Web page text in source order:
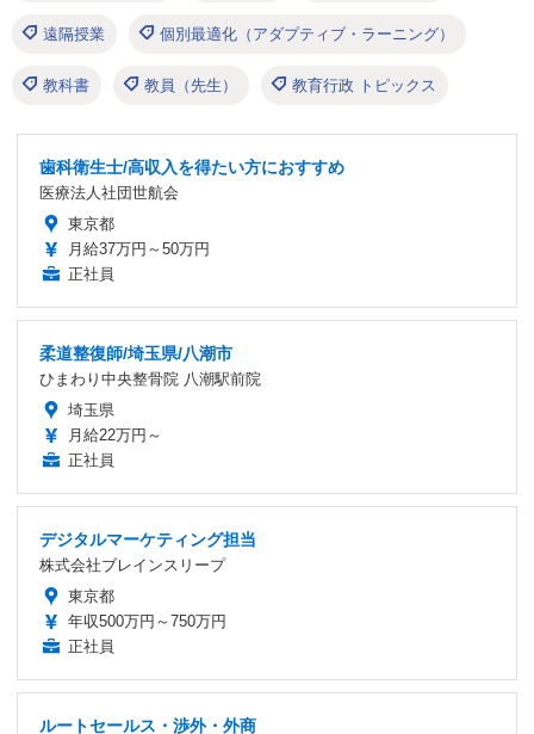
遠隔授業 個別最適化（アダプティブ・ラーニング）
教科書 教員（先生） 教育行政 トピックス
歯科衛生士/高収入を得たい方におすすめ
医療法人社団世航会
東京都
月給37万円～50万円
正社員
柔道整復師/埼玉県/八潮市
ひまわり中央整骨院 八潮駅前院
埼玉県
月給22万円～
正社員
デジタルマーケティング担当
株式会社ブレインスリープ
東京都
年収500万円～750万円
正社員
ルートセールス・渉外・外商